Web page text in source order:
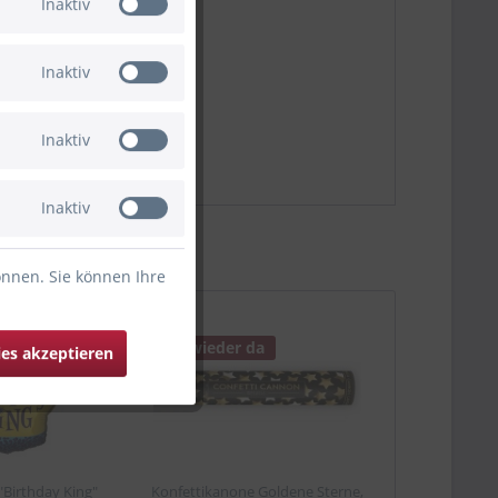
King"
Bald wieder da
Konfettikanone Goldene Sterne,
Inaktiv
Inaktiv
Inaktiv
Sie können Ihre
akzeptieren